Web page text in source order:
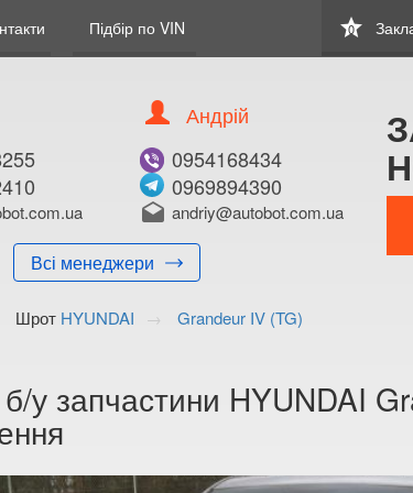
Підбір по VIN star
0
Всі менеджери
Андрій
0954168434
0969894390
drafts andriy@autobot.com.ua
Шрот HYUNDAI
Grandeur IV (TG)
у запчастини HYUNDAI